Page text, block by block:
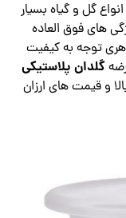
گل و گیاه بسیار
های فوق العاده
توجه به کیفیت
گلدان پلاستیکی
و قیمت های ارزان